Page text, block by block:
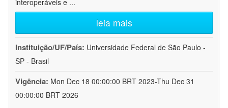
interoperáveis e ...
leia mais
Instituição/UF/País: Universidade Federal de São Paulo -
SP - Brasil
Vigência: Mon Dec 18 00:00:00 BRT 2023-Thu Dec 31
00:00:00 BRT 2026